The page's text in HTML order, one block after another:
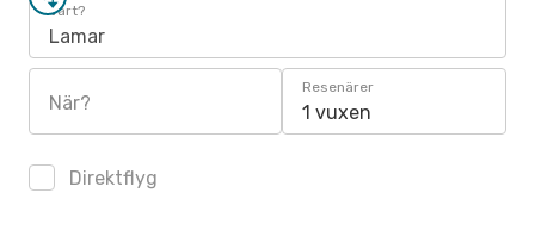
Vart?
Lamar
När?
Resenärer
1 vuxen
Direktflyg